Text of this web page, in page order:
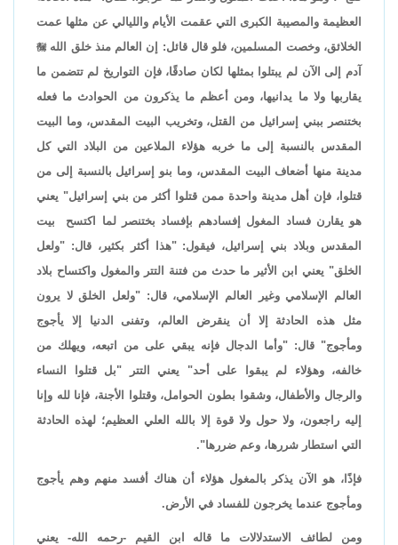
العظيمة والمصيبة الكبرى التي عقمت الأيام والليالي عن مثلها عمت
الخلائق، وخصت المسلمين، فلو قال قائل: إن العالم منذ خلق الله
آدم إلى الآن لم يبتلوا بمثلها لكان صادقًا، فإن التواريخ لم تتضمن ما
يقاربها ولا ما يدانيها، ومن أعظم ما يذكرون من الحوادث ما فعله
بختنصر ببني إسرائيل من القتل، وتخريب البيت المقدس، وما البيت
المقدس بالنسبة إلى ما خربه هؤلاء الملاعين من البلاد التي كل
مدينة منها أضعاف البيت المقدس، وما بنو إسرائيل بالنسبة إلى من
قتلوا، فإن أهل مدينة واحدة ممن قتلوا أكثر من بني إسرائيل" يعني
هو يقارن فساد المغول إفسادهم بإفساد بختنصر لما اكتسح بيت
المقدس وبلاد بني إسرائيل، فيقول: "هذا أكثر بكثير، قال: "ولعل
الخلق" يعني ابن الأثير ما حدث من فتنة التتر والمغول واكتساح بلاد
العالم الإسلامي وغير العالم الإسلامي، قال: "ولعل الخلق لا يرون
مثل هذه الحادثة إلا أن ينقرض العالم، وتفنى الدنيا إلا يأجوج
ومأجوج" قال: "وأما الدجال فإنه يبقي على من اتبعه، ويهلك من
خالفه، وهؤلاء لم يبقوا على أحد" يعني التتر "بل قتلوا النساء
والرجال والأطفال، وشقوا بطون الحوامل، وقتلوا الأجنة، فإنا لله وإنا
إليه راجعون، ولا حول ولا قوة إلا بالله العلي العظيم؛ لهذه الحادثة
التي استطار شررها، وعم ضررها".
فإذًا، هو الآن يذكر بالمغول هؤلاء أن هناك أفسد منهم وهم يأجوج
ومأجوج عندما يخرجون للفساد في الأرض.
ومن لطائف الاستدلالات ما قاله ابن القيم -رحمه الله- يعني